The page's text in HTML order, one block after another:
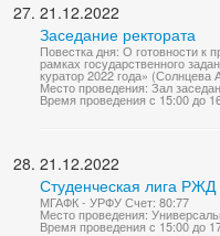
21.12.2022
Заседание ректората
Повестка дня: О готовности к
рамках государственного
куратор 2022 года» (Солнцева
Место проведения: Зал
Время проведения с 15:00 до
21.12.2022
Студенческая лига
МГАФК - УРФУ Счет: 80:77
Место проведения:
Время проведения с 15:00 до